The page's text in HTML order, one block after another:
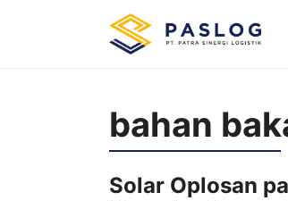
bahan
Solar Oplosan